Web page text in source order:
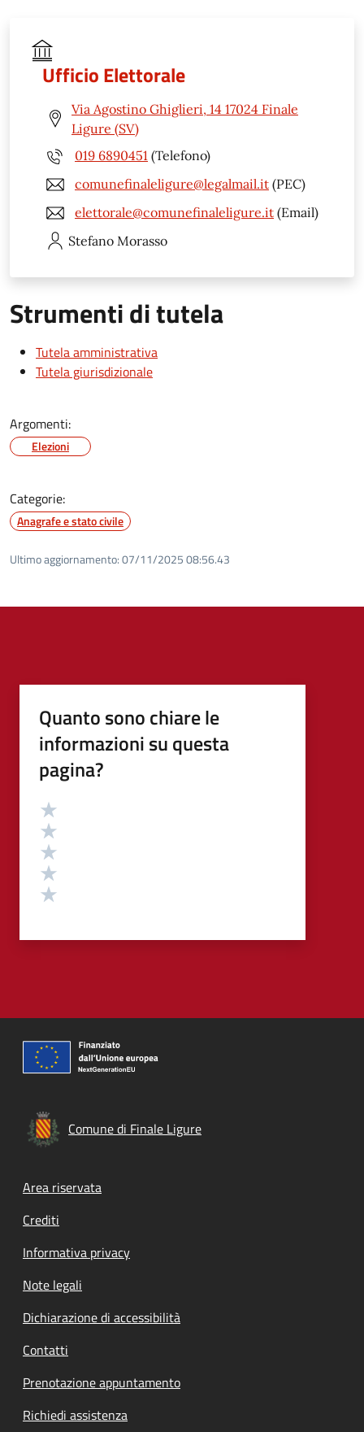
Ufficio Elettorale
Via Agostino Ghiglieri, 14 17024 Finale
Ligure (SV)
019 6890451 (Telefono)
comunefinaleligure@legalmail.it (PEC)
elettorale@comunefinaleligure.it (Email)
Stefano Morasso
Strumenti di tutela
Tutela amministrativa
Tutela giurisdizionale
Argomenti:
Elezioni
Categorie:
Anagrafe e stato civile
Ultimo aggiornamento:07/11/2025 08:56.43
Quanto sono chiare le
informazioni su questa
pagina?
Valutazione
Comune di Finale Ligure
Footer menu
Area riservata
Crediti
Informativa privacy
Note legali
Dichiarazione di accessibilità
Contatti
Prenotazione appuntamento
Richiedi assistenza